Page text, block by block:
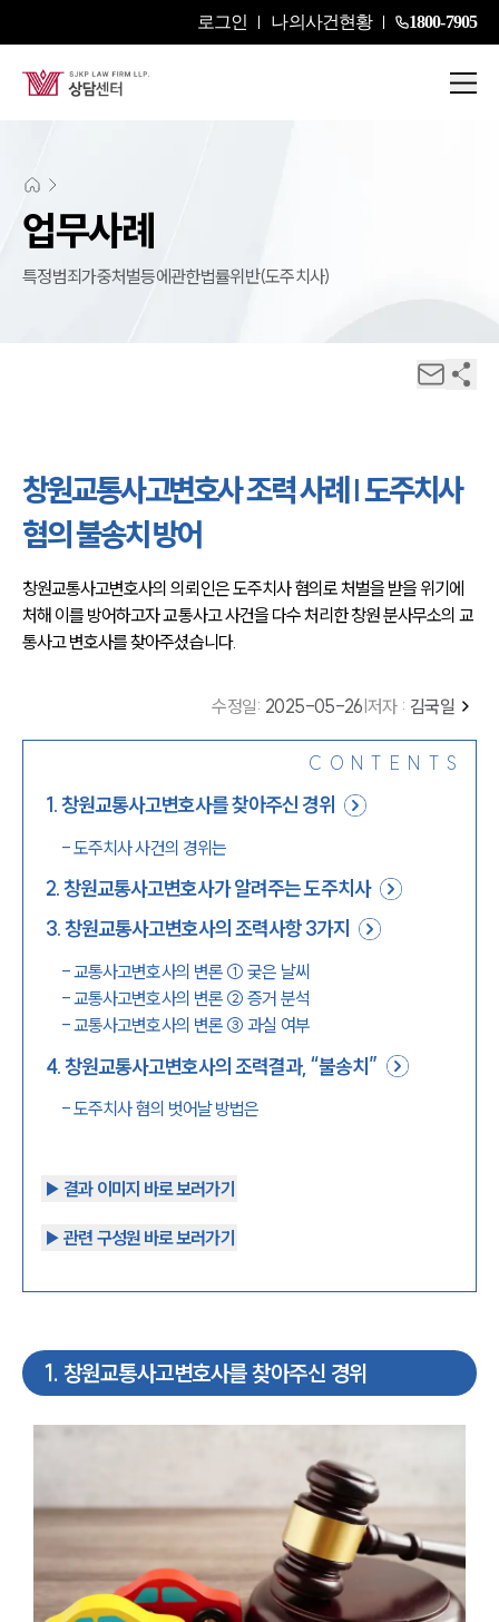
로그인 나의사건현황 1800-7905
업무사례
특정범죄가중처벌등에관한법률위반(도주치사)
창원교통사고변호사 조력 사례 | 도주치사
혐의 불송치 방어
창원교통사고변호사의 의뢰인은 도주치사 혐의로 처벌을 받을 위기에
처해 이를 방어하고자 교통사고 사건을 다수 처리한 창원 분사무소의 교
통사고 변호사를 찾아주셨습니다.
수정일: 2025-05-26 |저자 : 김국일
CONTENTS
1.창원교통사고변호사를 찾아주신 경위
-도주치사 사건의 경위는
2.창원교통사고변호사가 알려주는 도주치사
3.창원교통사고변호사의 조력사항 3가지
-교통사고변호사의 변론 ① 궂은 날씨
-교통사고변호사의 변론 ② 증거 분석
-교통사고변호사의 변론 ③ 과실 여부
4.창원교통사고변호사의 조력결과, “불송치”
-도주치사 혐의 벗어날 방법은
▶︎ 결과 이미지 바로 보러가기
▶︎ 관련 구성원 바로 보러가기
1. 창원교통사고변호사를 찾아주신 경위